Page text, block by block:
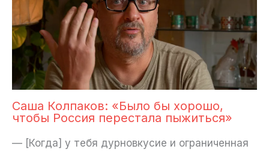
Саша Колпаков: «Было бы хорошо,
чтобы Россия перестала пыжиться»
— [Когда] у тебя дурновкусие и ограниченная